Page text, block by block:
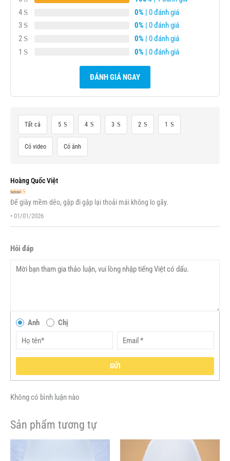
4
0% | 0 đánh giá
3
0% | 0 đánh giá
2
0% | 0 đánh giá
1
0% | 0 đánh giá
ĐÁNH GIÁ NGAY
Tất cả 5 4 3 2 1
Có video Có ảnh
Hoàng Quốc Việt
Được xếp
hạng55 sao
Đế giày mềm dẻo, gập đi gập lại thoải mái không lo gãy.
• 01/01/2026
Hỏi đáp
Anh Chị
GỬI
Không có bình luận nào
Sản phẩm tương tự
phẩm
hiện